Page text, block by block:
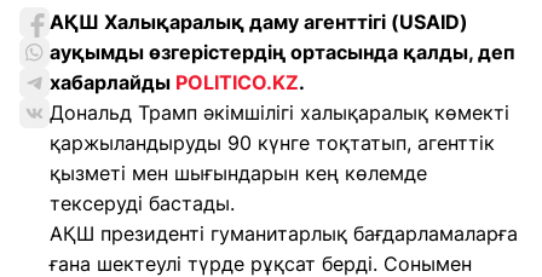
АҚШ Халықаралық даму агенттігі (USAID)
ауқымды өзгерістердің ортасында қалды, деп
хабарлайды POLITICO.KZ.
Дональд Трамп әкімшілігі халықаралық көмекті
қаржыландыруды 90 күнге тоқтатып, агенттік
қызметі мен шығындарын кең көлемде
тексеруді бастады.
АҚШ президенті гуманитарлық бағдарламаларға
ғана шектеулі түрде рұқсат берді. Сонымен